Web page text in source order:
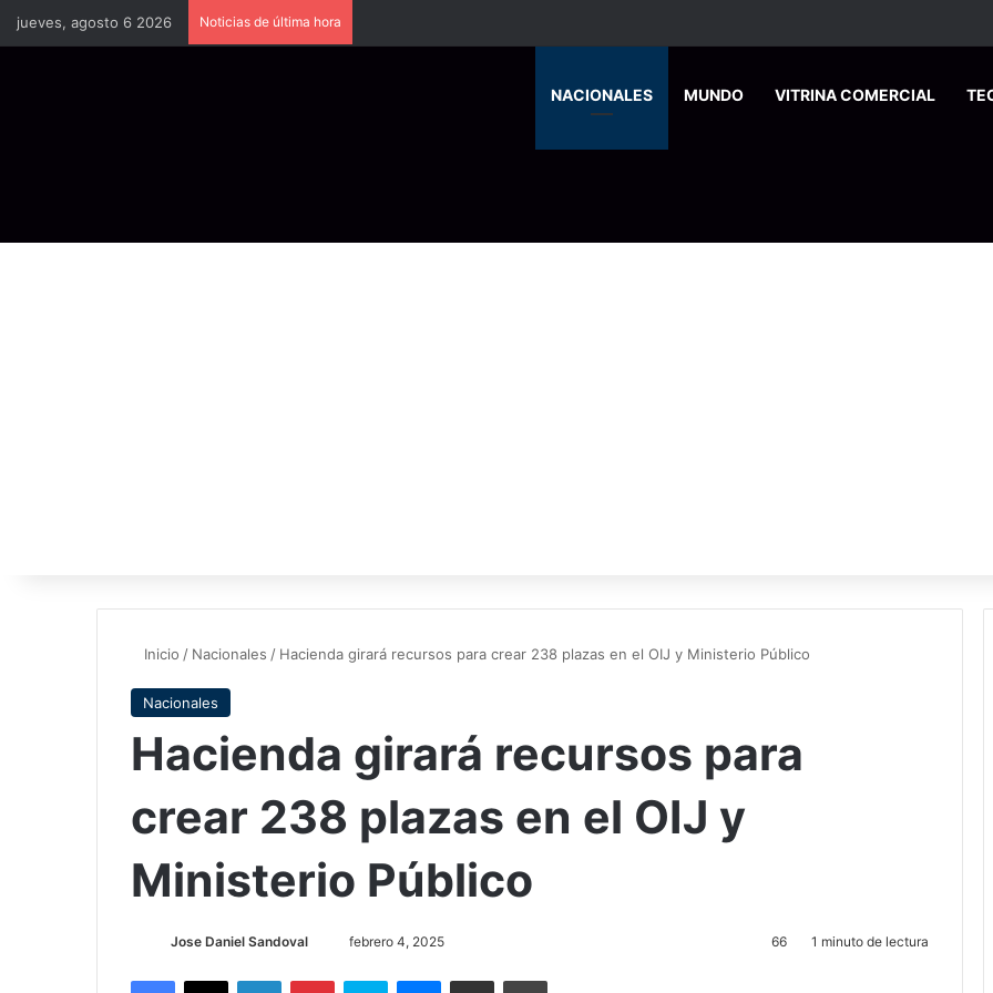
jueves, agosto 6 2026 Noticias de última hora
HOMENACIONALES MUNDO VITRINA COMERCIAL
Inicio / Nacionales / Hacienda girará recursos para crear 238 plazas en el OIJ y Ministerio Público
Nacionales
Hacienda girará recursos para
crear 238 plazas en el OIJ y
Ministerio Público
Jose Daniel Sandoval
Sendfebrero 4, 2025 66 1 minuto de lectura
Facebook
X LinkedInPinterestSkype MessengerCompartir por correo electrónicoImprimir